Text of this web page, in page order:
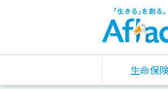
生命保